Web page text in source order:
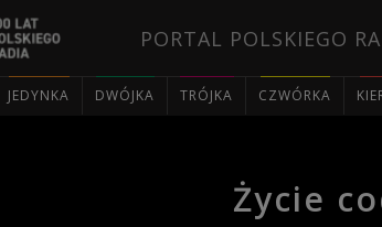
PORTAL POLSKIEGO
JEDYNKA DWÓJKA TRÓJKA CZWÓRKA
Życie